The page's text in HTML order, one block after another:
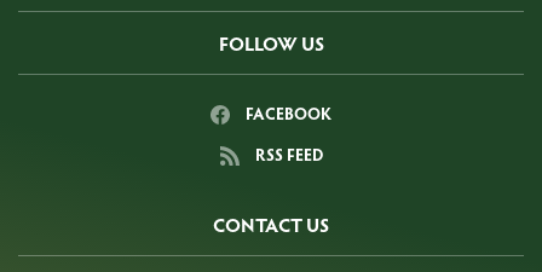
FOLLOW US
FACEBOOK
RSS FEED
CONTACT US